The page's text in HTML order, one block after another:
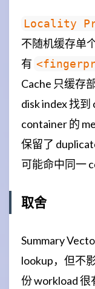
Locality
不随机缓存单
有
Cache 只缓存
disk index 找
container 的
保留了
可能命中同一
取舍
Summary
lookup，但不
份 workload